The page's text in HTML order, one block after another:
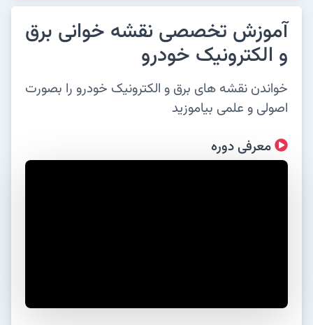
آموزش تخصصی نقشه خوانی برق
و الکترونیک خودرو
خواندن نقشه های برق و الکترونیک خودرو را بصورت
اصولی و علمی بیاموزید
معرفی دوره